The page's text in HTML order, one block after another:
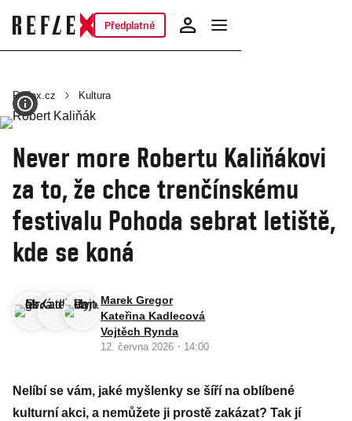
Předplatné
Reflex.cz Kultura
Never more Robertu Kaliňákovi
za to, že chce trenčínskému
festivalu Pohoda sebrat letiště,
kde se koná
Marek Gregor
Kateřina Kadlecová
Vojtěch Rynda
12. června 2026 · 14:00
Nelíbí se vám, jaké myšlenky se šíří na oblíbené
kulturní akci, a nemůžete ji prostě zakázat? Tak jí